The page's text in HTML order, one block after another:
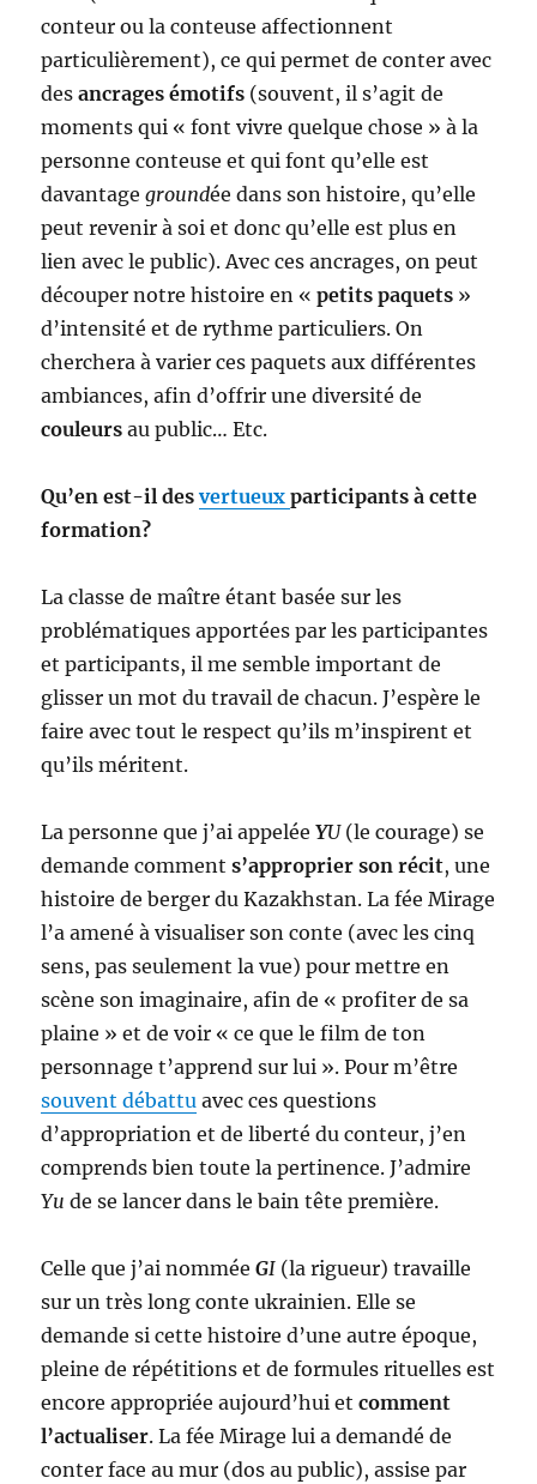
conteur ou la conteuse affectionnent
particulièrement), ce qui permet de conter avec
desancrages émotifs (souvent, il s’agit de
moments qui « font vivre quelque chose » à la
personne conteuse et qui font qu’elle est
davantagegroundée dans son histoire, qu’elle
peut revenir à soi et donc qu’elle est plus en
lien avec le public). Avec ces ancrages, on peut
découper notre histoire en «petits paquets »
d’intensité et de rythme particuliers. On
cherchera à varier ces paquets aux différentes
ambiances, afin d’offrir une diversité de
couleurs au public… Etc.
Qu’en est-il desvertueuxparticipants à cette
formation?
La classe de maître étant basée sur les
problématiques apportées par les participantes
et participants, il me semble important de
glisser un mot du travail de chacun. J’espère le
faire avec tout le respect qu’ils m’inspirent et
qu’ils méritent.
La personne que j’ai appeléeYU (le courage) se
demande comments’approprier son récit, une
histoire de berger du Kazakhstan. La fée Mirage
l’a amené à visualiser son conte (avec les cinq
sens, pas seulement la vue) pour mettre en
scène son imaginaire, afin de « profiter de sa
plaine » et de voir « ce que le film de ton
personnage t’apprend sur lui ». Pour m’être
souvent débattu avec ces questions
d’appropriation et de liberté du conteur, j’en
comprends bien toute la pertinence. J’admire
Yu de se lancer dans le bain tête première.
Celle que j’ai nomméeGI (la rigueur) travaille
sur un très long conte ukrainien. Elle se
demande si cette histoire d’une autre époque,
pleine de répétitions et de formules rituelles est
encore appropriée aujourd’hui etcomment
l’actualiser. La fée Mirage lui a demandé de
conter face au mur (dos au public), assise par